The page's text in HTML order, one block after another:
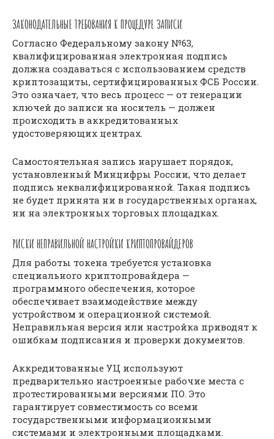
ЗАКОНОДАТЕЛЬНЫЕ ТРЕБОВАНИЯ К ПРОЦЕДУРЕ ЗАПИСИ
Согласно Федеральному закону №63,
квалифицированная электронная подпись
должна создаваться с использованием средств
криптозащиты, сертифицированных ФСБ России.
Это означает, что весь процесс — от генерации
ключей до записи на носитель — должен
происходить в аккредитованных
удостоверяющих центрах.
Самостоятельная запись нарушает порядок,
установленный Минцифры России, что делает
подпись неквалифицированной. Такая подпись
не будет принята ни в государственных органах,
ни на электронных торговых площадках.
РИСКИ НЕПРАВИЛЬНОЙ НАСТРОЙКИ КРИПТОПРОВАЙДЕРОВ
Для работы токена требуется установка
специального криптопровайдера —
программного обеспечения, которое
обеспечивает взаимодействие между
устройством и операционной системой.
Неправильная версия или настройка приводят к
ошибкам подписания и проверки документов.
Аккредитованные УЦ используют
предварительно настроенные рабочие места с
протестированными версиями ПО. Это
гарантирует совместимость со всеми
государственными информационными
системами и электронными площадками.